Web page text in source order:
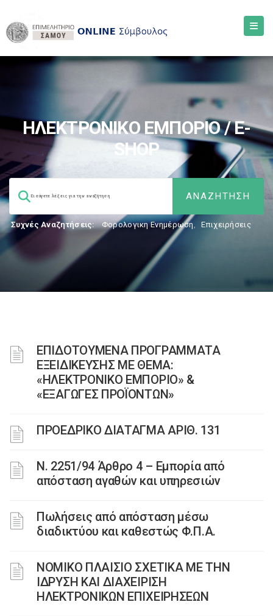
ΗΛΕΚΤΡΟΝΙΚΟ ΕΜΠΟΡΙΟ / E-
SHOP
Συχνές Αναζητήσεις: Φορολογικη Ενημέρωση, Επιχειρήσεις
ΕΠΙΔΟΤΟΥΜΕΝΑ ΠΡΟΓΡΑΜΜΑΤΑ
ΕΞΕΙΔΙΚΕΥΣΗΣ ΜΕ ΘΕΜΑ:
«ΗΛΕΚΤΡΟΝΙΚΟ ΕΜΠΟΡΙΟ» &
«ΕΞΑΓΩΓΕΣ ΠΡΟΪΟΝΤΩΝ»
ΠΡΟΕΔΡΙΚΟ ΔΙΑΤΑΓΜΑ ΑΡΙΘ. 131
Ν. 2251/94 Άρθρο 4 – Εμπορία από
απόσταση αγαθών και υπηρεσιών
Πωλήσεις από απόσταση μέσω
διαδικτύου και καθεστώς Φ.Π.Α.
ΝΟΜΙΚΟ ΠΛΑΙΣΙΟ ΣΧΕΤΙΚΑ ΜΕ ΤΗΝ
ΙΔΡΥΣΗ ΚΑΙ ΔΙΑΧΕΙΡΙΣΗ
ΗΛΕΚΤΡΟΝΙΚΩΝ ΕΠΙΧΕΙΡΗΣΕΩΝ